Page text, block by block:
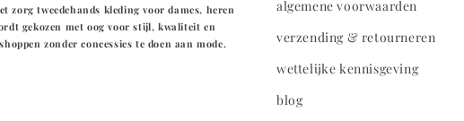
zorg tweedehands kleding voor dames, heren
gekozen met oog voor stijl, kwaliteit en
zonder concessies te doen aan mode.
algemene voorwaarden
verzending & retourneren
wettelijke kennisgeving
blog